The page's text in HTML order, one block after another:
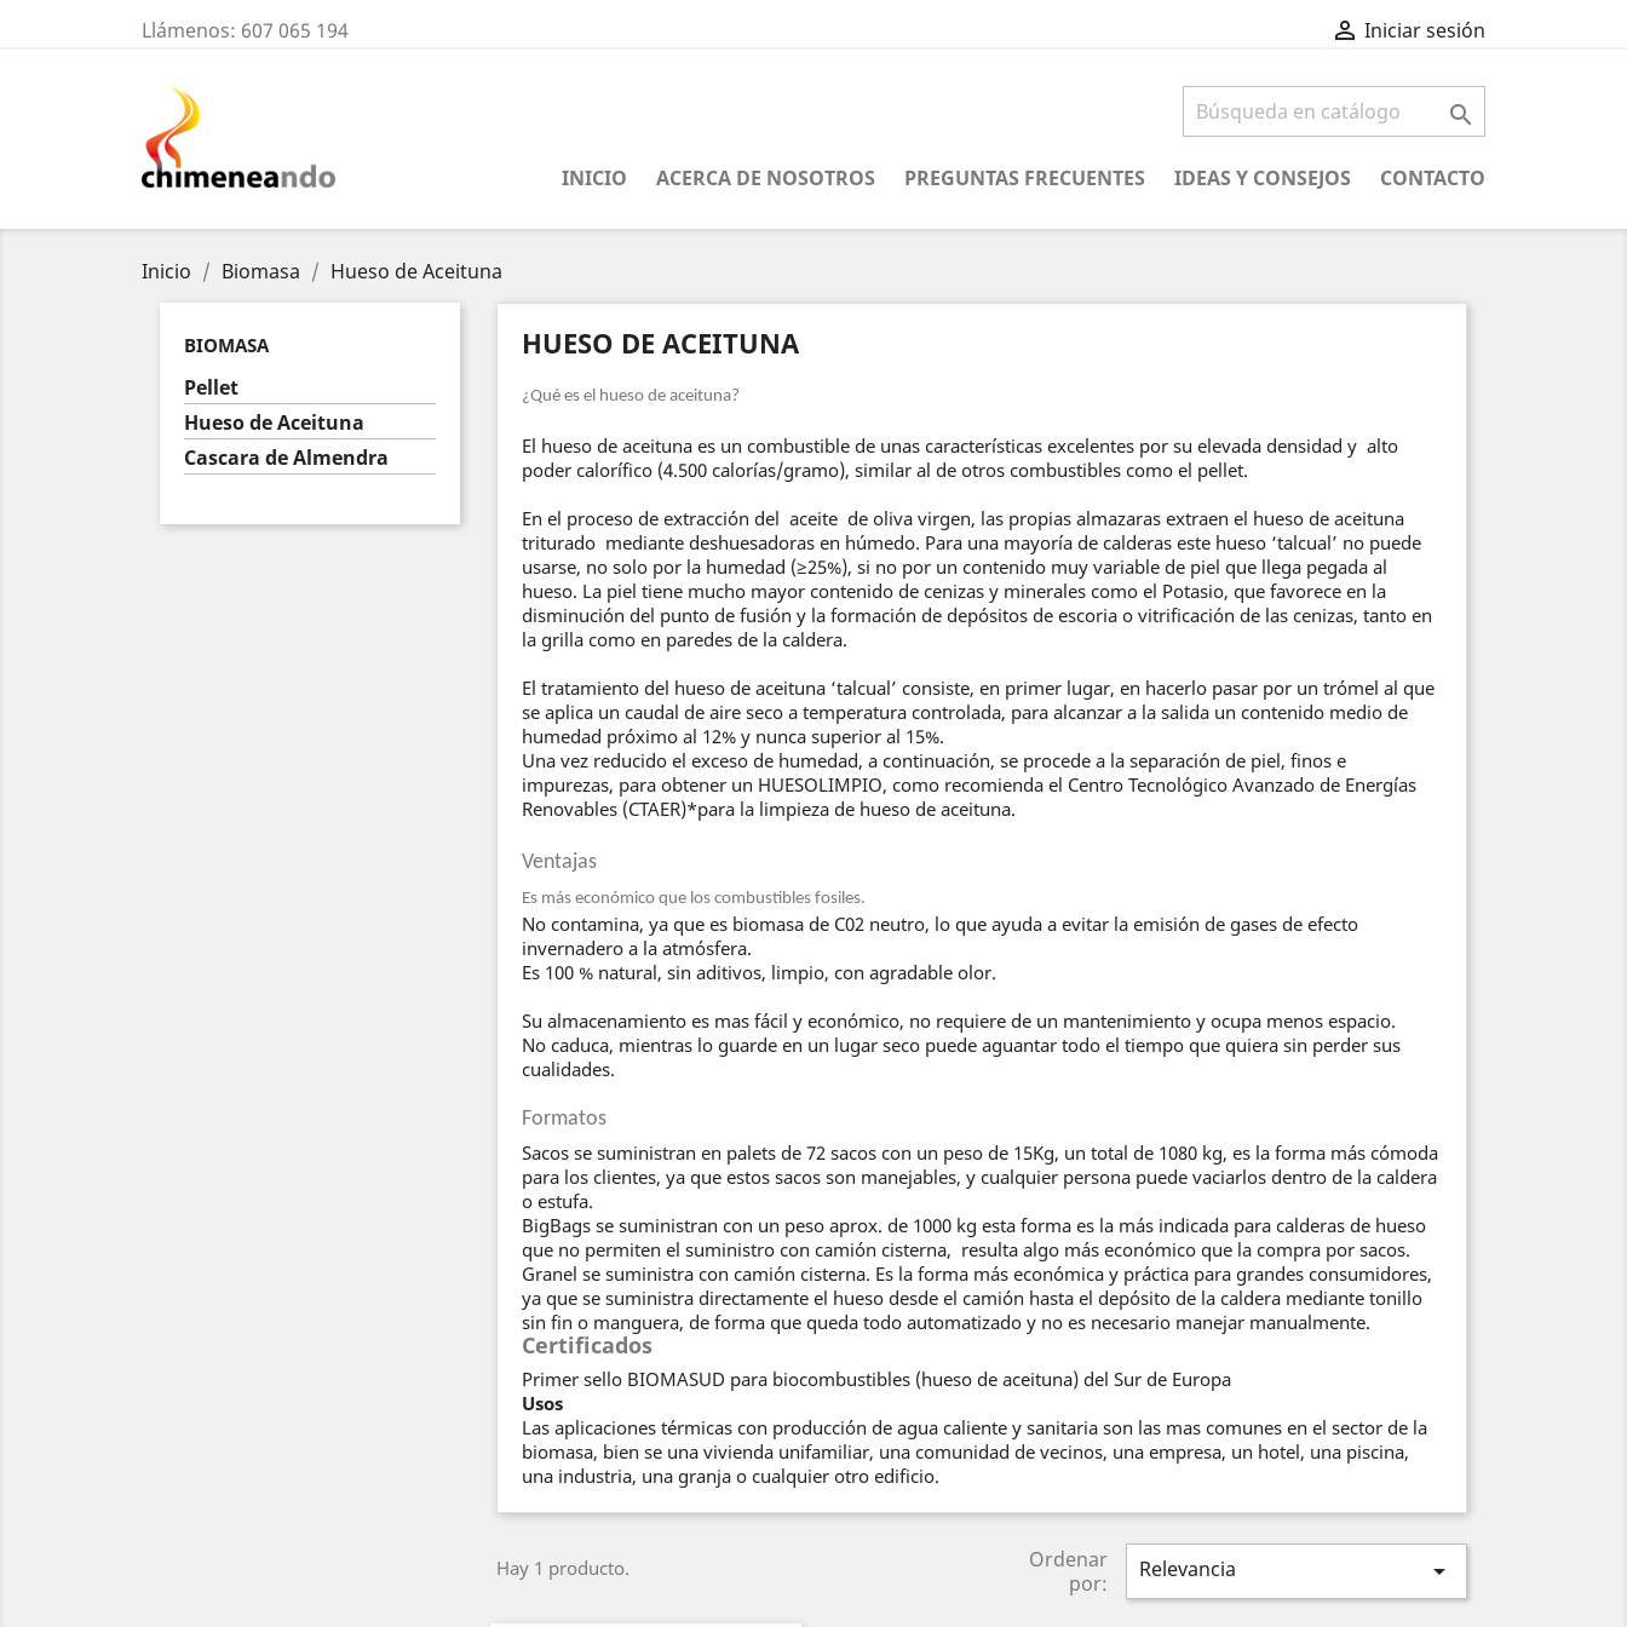
Llámenos: 607 065 194  Iniciar sesión

INICIO ACERCA DE NOSOTROS PREGUNTAS FRECUENTES IDEAS Y CONSEJOS CONTACTO
Inicio Biomasa Hueso de Aceituna
BIOMASA
Pellet
Hueso de Aceituna
Cascara de Almendra
HUESO DE ACEITUNA
¿Qué es el hueso de aceituna?
El hueso de aceituna es un combustible de unas características excelentes por su elevada densidad y alto
poder calorífico (4.500 calorías/gramo), similar al de otros combustibles como el pellet.
En el proceso de extracción del aceite de oliva virgen, las propias almazaras extraen el hueso de aceituna
triturado mediante deshuesadoras en húmedo. Para una mayoría de calderas este hueso ‘talcual’ no puede
usarse, no solo por la humedad (≥25%), si no por un contenido muy variable de piel que llega pegada al
hueso. La piel tiene mucho mayor contenido de cenizas y minerales como el Potasio, que favorece en la
disminución del punto de fusión y la formación de depósitos de escoria o vitrificación de las cenizas, tanto en
la grilla como en paredes de la caldera.
El tratamiento del hueso de aceituna ‘talcual’ consiste, en primer lugar, en hacerlo pasar por un trómel al que
se aplica un caudal de aire seco a temperatura controlada, para alcanzar a la salida un contenido medio de
humedad próximo al 12% y nunca superior al 15%.
Una vez reducido el exceso de humedad, a continuación, se procede a la separación de piel, finos e
impurezas, para obtener un HUESOLIMPIO, como recomienda el Centro Tecnológico Avanzado de Energías
Renovables (CTAER)*para la limpieza de hueso de aceituna.
Ventajas
Es más económico que los combustibles fosiles.
No contamina, ya que es biomasa de C02 neutro, lo que ayuda a evitar la emisión de gases de efecto
invernadero a la atmósfera.
Es 100 % natural, sin aditivos, limpio, con agradable olor.
Su almacenamiento es mas fácil y económico, no requiere de un mantenimiento y ocupa menos espacio.
No caduca, mientras lo guarde en un lugar seco puede aguantar todo el tiempo que quiera sin perder sus
cualidades.
Formatos
Sacos se suministran en palets de 72 sacos con un peso de 15Kg, un total de 1080 kg, es la forma más cómoda
para los clientes, ya que estos sacos son manejables, y cualquier persona puede vaciarlos dentro de la caldera
o estufa.
BigBags se suministran con un peso aprox. de 1000 kg esta forma es la más indicada para calderas de hueso
que no permiten el suministro con camión cisterna, resulta algo más económico que la compra por sacos.
Granel se suministra con camión cisterna. Es la forma más económica y práctica para grandes consumidores,
ya que se suministra directamente el hueso desde el camión hasta el depósito de la caldera mediante tonillo
sin fin o manguera, de forma que queda todo automatizado y no es necesario manejar manualmente.
Certificados
Primer sello BIOMASUD para biocombustibles (hueso de aceituna) del Sur de Europa
Usos
Las aplicaciones térmicas con producción de agua caliente y sanitaria son las mas comunes en el sector de la
biomasa, bien se una vivienda unifamiliar, una comunidad de vecinos, una empresa, un hotel, una piscina,
una industria, una granja o cualquier otro edificio.
Hay 1 producto.
Ordenar
por:
Relevancia 